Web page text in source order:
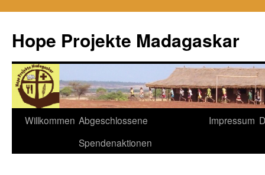
Hope Projekte Madagaskar
Zum
Willkommen Abgeschlossene
Spendenaktionen
Impressum